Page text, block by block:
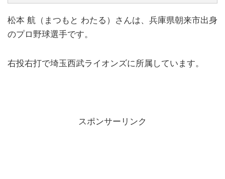
松本 航（まつもと わたる）さんは、兵庫県朝来市出身
のプロ野球選手です。
右投右打で埼玉西武ライオンズに所属しています。
スポンサーリンク